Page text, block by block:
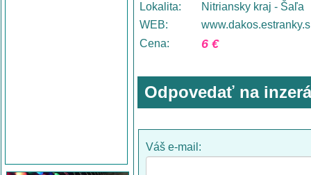
Lokalita:
Nitriansky kraj - Šaľa
WEB:
Cena:
6 €
Odpovedať na
Váš e-mail: